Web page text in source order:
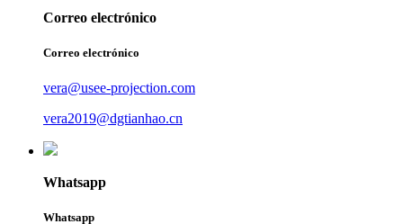
Correo electrónico
Correo electrónico
vera@usee-projection.com
vera2019@dgtianhao.cn
Whatsapp
Whatsapp